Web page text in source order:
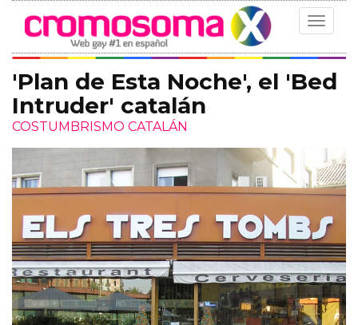
Toggle
'Plan de Esta Noche', el 'Bed
Intruder' catalán
COSTUMBRISMO CATALÁN